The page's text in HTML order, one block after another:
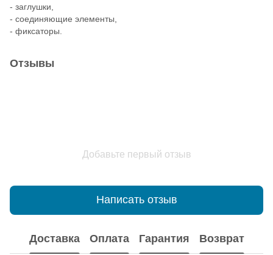
- заглушки,
- соединяющие элементы,
- фиксаторы.
Отзывы
Добавьте первый отзыв
Написать отзыв
Доставка Оплата Гарантия Возврат